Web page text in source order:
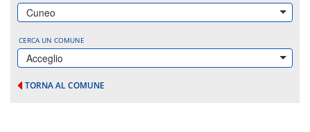
Cuneo
CERCA UN COMUNE
Acceglio
TORNA AL COMUNE